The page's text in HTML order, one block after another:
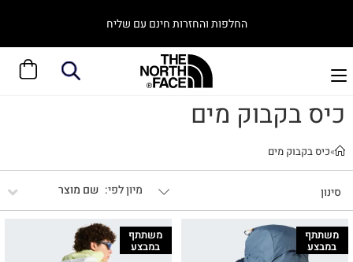
החלפות והחזרות חינם עם שליח
כיס בקבוק מים
»כיס בקבוק מים
סינון שם מוצר
משתתף
במבצע
משתתף
במבצע